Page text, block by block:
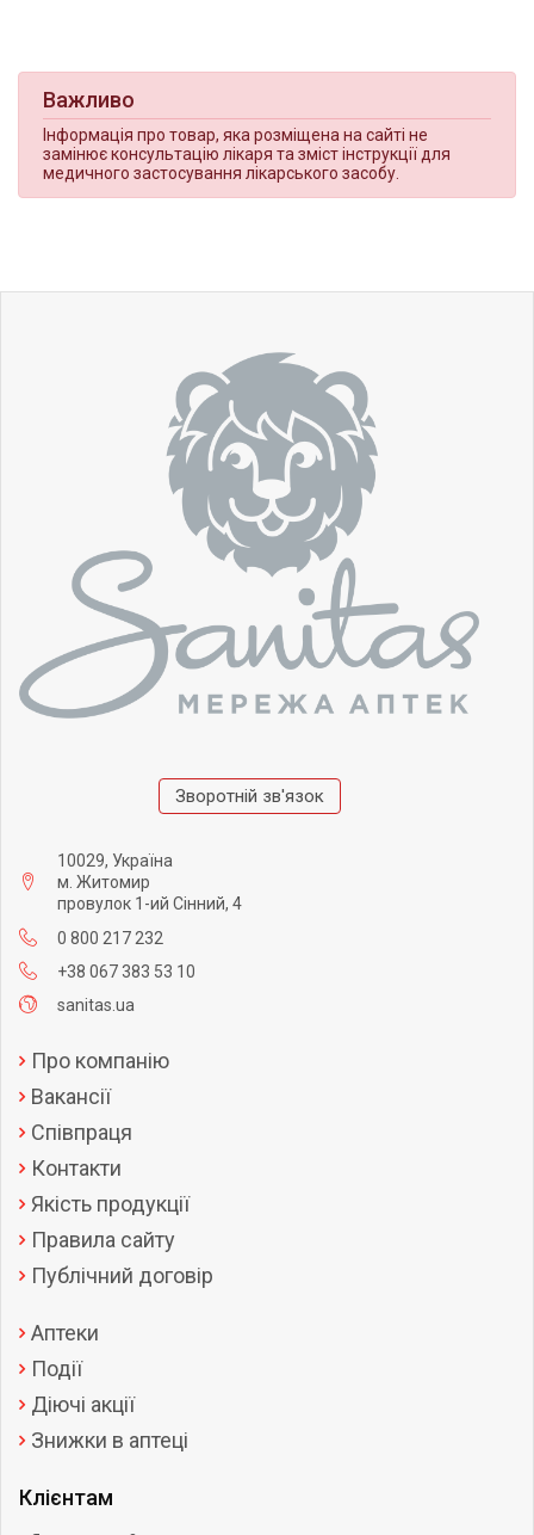
Важливо
Інформація про товар, яка розміщена на сайті не
замінює консультацію лікаря та зміст інструкції для
медичного застосування лікарського засобу.
Зворотній зв'язок
10029, Україна
м. Житомир
провулок 1-ий Сінний, 4
0 800 217 232
+38 067 383 53 10
sanitas.ua
Про компанію
Вакансії
Співпраця
Контакти
Якість продукції
Правила сайту
Публічний договір
Аптеки
Події
Діючі акції
Знижки в аптеці
Клієнтам